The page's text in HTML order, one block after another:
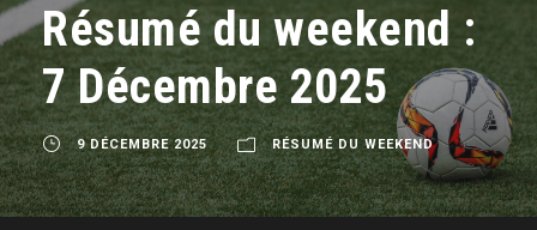
Résumé du weekend :
7 Décembre 2025
9 DÉCEMBRE 2025 RÉSUMÉ DU WEEKEND